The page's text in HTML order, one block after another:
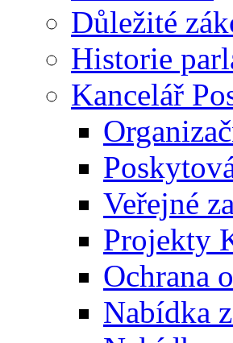
Důležité
Historie
Kancelář
Veřejné
Projekty
Ochrana
Nabídka